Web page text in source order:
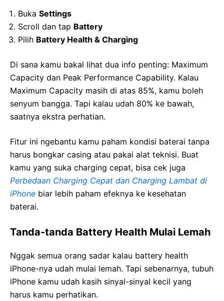
Buka Settings
Scroll dan tap Battery
Pilih Battery Health & Charging
Di sana kamu bakal lihat dua info penting: Maximum
Capacity dan Peak Performance Capability. Kalau
Maximum Capacity masih di atas 85%, kamu boleh
senyum bangga. Tapi kalau udah 80% ke bawah,
saatnya ekstra perhatian.
Fitur ini ngebantu kamu paham kondisi baterai tanpa
harus bongkar casing atau pakai alat teknisi. Buat
kamu yang suka charging cepat, bisa cek juga
Perbedaan Charging Cepat dan Charging Lambat di
iPhone biar lebih paham efeknya ke kesehatan
baterai.
Tanda-tanda Battery Health Mulai Lemah
Nggak semua orang sadar kalau battery health
iPhone-nya udah mulai lemah. Tapi sebenarnya, tubuh
iPhone kamu udah kasih sinyal-sinyal kecil yang
harus kamu perhatikan.